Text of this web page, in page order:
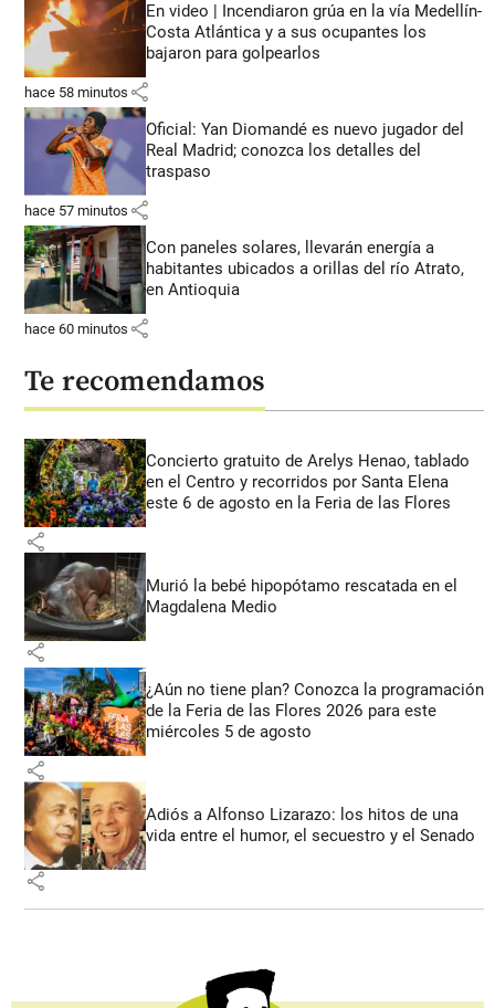
En video | Incendiaron grúa en la vía Medellín-
Costa Atlántica y a sus ocupantes los
bajaron para golpearlos
hace 58 minutos share
Oficial: Yan Diomandé es nuevo jugador del
Real Madrid; conozca los detalles del
traspaso
hace 57 minutos share
Con paneles solares, llevarán energía a
habitantes ubicados a orillas del río Atrato,
en Antioquia
hace 60 minutos share
Te recomendamos
Concierto gratuito de Arelys Henao, tablado
en el Centro y recorridos por Santa Elena
este 6 de agosto en la Feria de las Flores
share
Murió la bebé hipopótamo rescatada en el
Magdalena Medio
share
¿Aún no tiene plan? Conozca la programación
de la Feria de las Flores 2026 para este
miércoles 5 de agosto
share
Adiós a Alfonso Lizarazo: los hitos de una
vida entre el humor, el secuestro y el Senado
share